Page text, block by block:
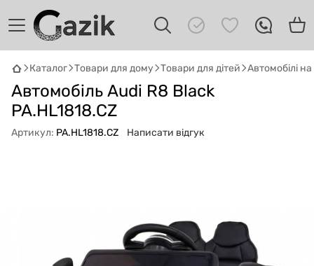
Каталог Товари для дому Товари для дітей Автомобілі
Автомобіль Audi R8 Black
PA.HL1818.CZ
Артикул: PA.HL1818.CZ Написати відгук
GAZIKAI
Привіт! 👋 Я Gazik AI — допоможу